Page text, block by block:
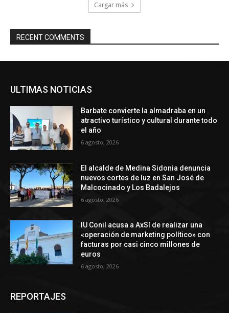
Cargar más
RECENT COMMENTS
ULTIMAS NOTICIAS
Barbate convierte la almadraba en un
atractivo turístico y cultural durante todo
el año
6 agosto, 2026
El alcalde de Medina Sidonia denuncia
nuevos cortes de luz en San José de
Malcocinado y Los Badalejos
6 agosto, 2026
IU Conil acusa a AxSí de realizar una
«operación de marketing político» con
facturas por casi cinco millones de
euros
6 agosto, 2026
REPORTAJES